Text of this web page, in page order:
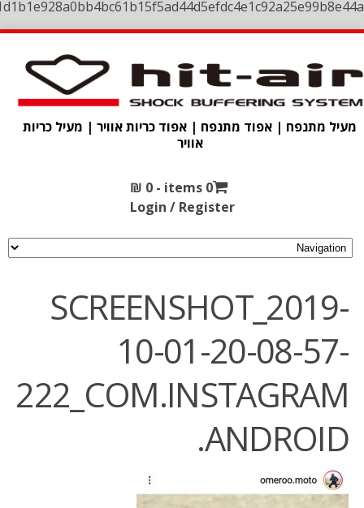
מעיל מתנפח | אפוד מתנפח | אפוד כריות אוויר | מעיל כריות
אוויר
0 items -
₪ 0
Login / Register
SCREENSHOT_2019-
10-01-20-08-57-
222_COM.INSTAGRAM
.ANDROID